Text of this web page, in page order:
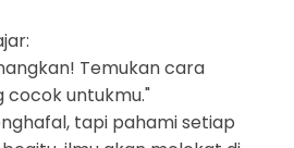
Temukan cara
cocok untukmu."
tapi pahami setiap